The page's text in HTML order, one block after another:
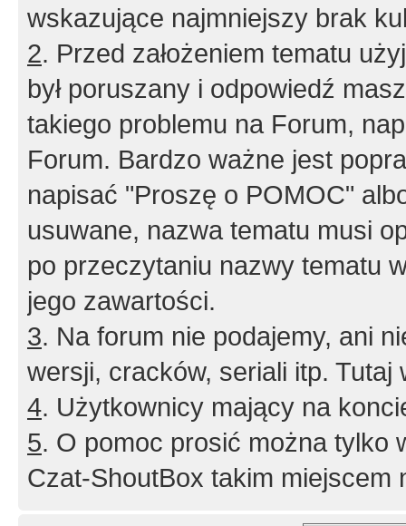
wskazujące najmniejszy brak
2. Przed założeniem tematu
był poruszany i odpowiedź
takiego problemu na Forum,
Forum. Bardzo ważne jest
napisać "Proszę o POMOC"
usuwane, nazwa tematu musi
po przeczytaniu nazwy tematu
jego zawartości.
3. Na forum nie podajemy, ani
wersji, cracków, seriali itp. Tutaj
4. Użytkownicy mający na
5. O pomoc prosić można tylko
Czat-ShoutBox takim miejscem